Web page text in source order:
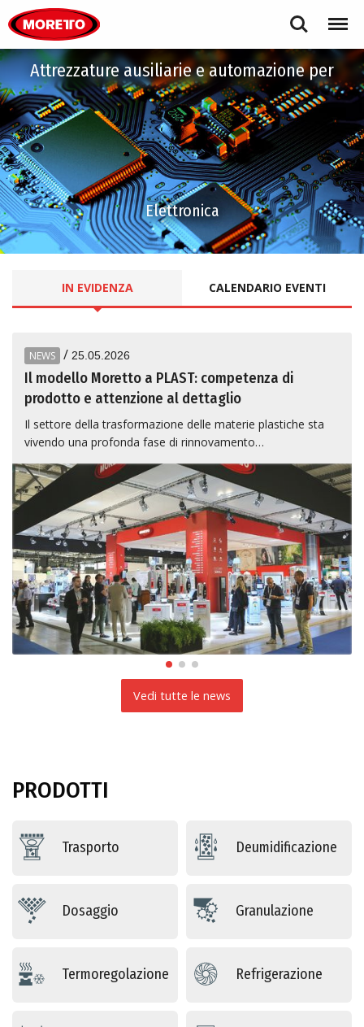
Search Menu
Attrezzature ausiliarie e automazione per
Elettronica
IN EVIDENZA CALENDARIO EVENTI
NEWS / 25.05.2026
Il modello Moretto a PLAST: competenza di
prodotto e attenzione al dettaglio
Il settore della trasformazione delle materie plastiche sta
vivendo una profonda fase di rinnovamento…
Vedi tutte le news
PRODOTTI
Trasporto Deumidificazione
Dosaggio Granulazione
Termoregolazione Refrigerazione